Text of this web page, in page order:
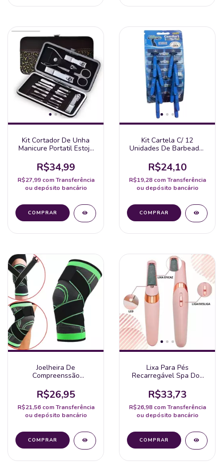
Kit Cortador De Unha
Manicure Portatil Estojo
Variadas No Kit)
R$34,99
R$27,99 com Transferência
ou depósito bancário
Kit Cartela C/ 12
Unidades De Barbeador
2
R$24,10
R$19,28 com Transferência
ou depósito bancário
Joelheira De
Compreenssão
Dupla Le-6104
R$26,95
R$21,56 com Transferência
ou depósito bancário
Lixa Para Pés
Recarregável Spa Dos
110V/220V
R$33,73
R$26,98 com Transferência
ou depósito bancário